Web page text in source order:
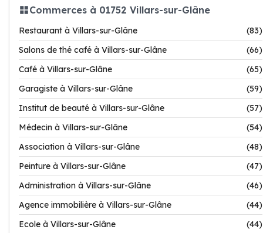
Commerces à 01752 Villars-sur-Glâne
Restaurant à Villars-sur-Glâne
(83)
Salons de thé café à Villars-sur-Glâne
(66)
Café à Villars-sur-Glâne
(65)
Garagiste à Villars-sur-Glâne
(59)
Institut de beauté à Villars-sur-Glâne
(57)
Médecin à Villars-sur-Glâne
(54)
Association à Villars-sur-Glâne
(48)
Peinture à Villars-sur-Glâne
(47)
Administration à Villars-sur-Glâne
(46)
Agence immobilière à Villars-sur-Glâne
(44)
Ecole à Villars-sur-Glâne
(44)